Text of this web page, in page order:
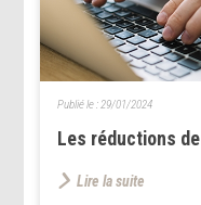
Les réductions
Publié le : 29/01/2024
Lire la suite